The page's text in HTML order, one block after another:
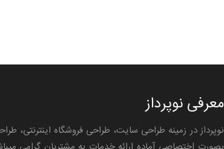
معرفی نوپرداز
نوپرداز در زمینه طراحی سایت، طراحی فروشگاه اینترنتی،